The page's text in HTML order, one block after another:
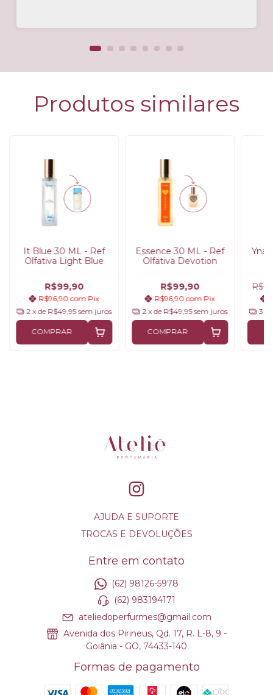
Produtos similares
It Blue 30 ML - Ref
Olfativa Light Blue
R$99,90
R$96,90com Pix
2 x de R$49,95 sem juros
COMPRAR
Essence 30 ML - Ref
Olfativa Devotion
R$99,90
R$96,90com Pix
2 x de R$49,95 sem juros
COMPRAR
Yna
3
AJUDA E SUPORTE
TROCAS E DEVOLUÇÕES
Entre em contato
(62) 98126-5978
(62) 983194171
ateliedoperfurmes@gmail.com
Avenida dos Pirineus, Qd. 17, R. L-8, 9 -
Goiânia - GO, 74433-140
Formas de pagamento